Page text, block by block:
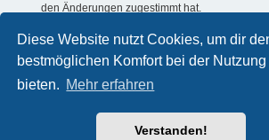
Diese Website nutzt Cookies, um dir
bestmöglichen Komfort bei der Nutzung
bieten. Mehr erfahren
Verstanden!
den Änderungen zugestimmt hat.
Informationen über den Umgang mit deinen
sind in der Datenschutzerklärung enthalten.
Powered byphpBB® Forum Software ©